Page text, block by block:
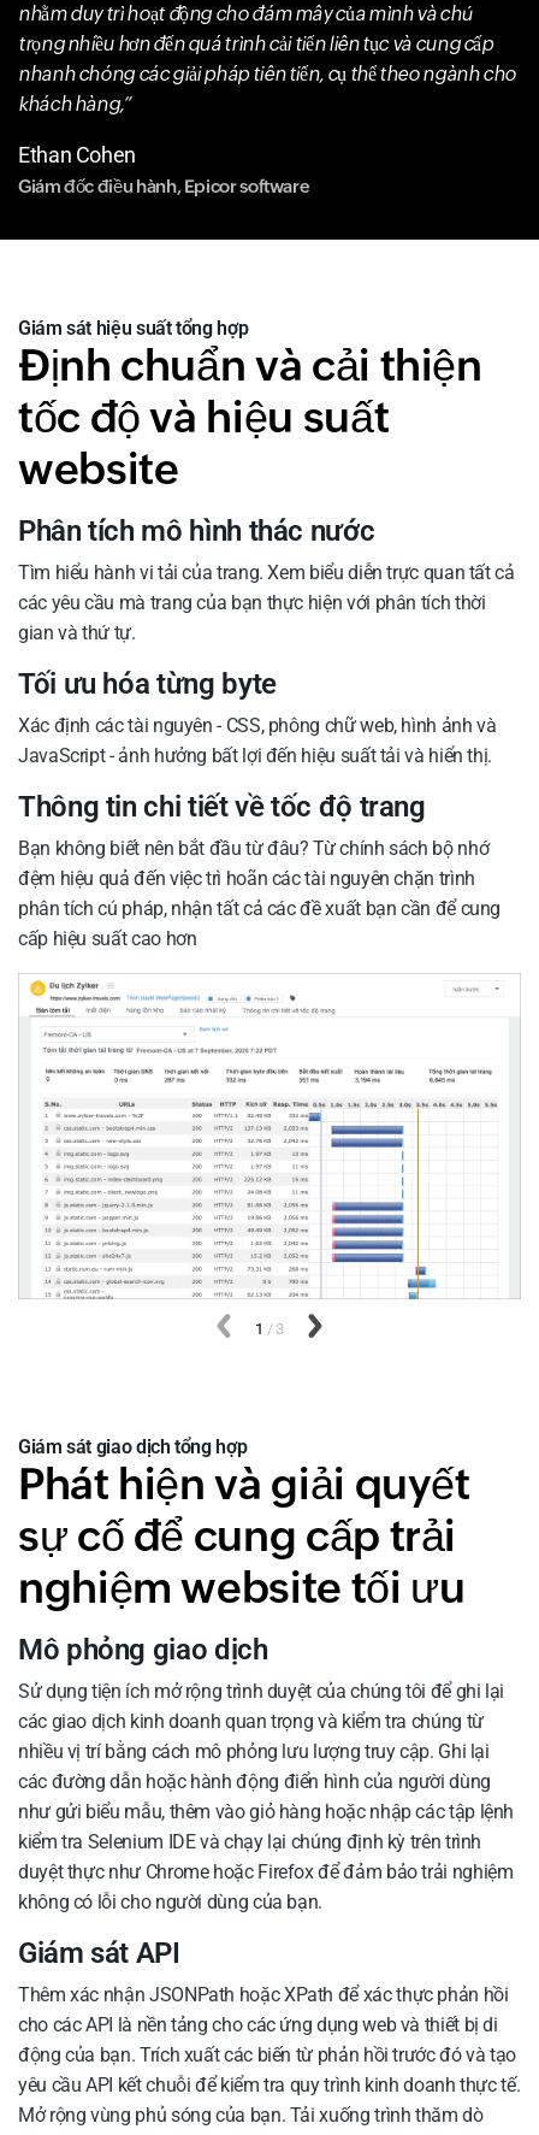
nhằm duy trì hoạt động cho đám mây của mình và chú
trọng nhiều hơn đến quá trình cải tiến liên tục và cung cấp
nhanh chóng các giải pháp tiên tiến, cụ thể theo ngành cho
khách hàng,
Ethan Cohen
Giám đốc điều hành, Epicor software
Giám sát hiệu suất tổng hợp
Định chuẩn và cải thiện
tốc độ và hiệu suất
website
Phân tích mô hình thác nước
Tìm hiểu hành vi tải của trang. Xem biểu diễn trực quan tất cả
các yêu cầu mà trang của bạn thực hiện với phân tích thời
gian và thứ tự.
Tối ưu hóa từng byte
Xác định các tài nguyên - CSS, phông chữ web, hình ảnh và
JavaScript - ảnh hưởng bất lợi đến hiệu suất tải và hiển thị.
Thông tin chi tiết về tốc độ trang
Bạn không biết nên bắt đầu từ đâu? Từ chính sách bộ nhớ
đệm hiệu quả đến việc trì hoãn các tài nguyên chặn trình
phân tích cú pháp, nhận tất cả các đề xuất bạn cần để cung
cấp hiệu suất cao hơn
Trước đós
1 / 3
Giám sát giao dịch tổng hợp
Phát hiện và giải quyết
sự cố để cung cấp trải
nghiệm website tối ưu
Mô phỏng giao dịch
Sử dụng tiện ích mở rộng trình duyệt của chúng tôi để ghi lại
các giao dịch kinh doanh quan trọng và kiểm tra chúng từ
nhiều vị trí bằng cách mô phỏng lưu lượng truy cập. Ghi lại
các đường dẫn hoặc hành động điển hình của người dùng
như gửi biểu mẫu, thêm vào giỏ hàng hoặc nhập các tập lệnh
kiểm tra Selenium IDE và chạy lại chúng định kỳ trên trình
duyệt thực như Chrome hoặc Firefox để đảm bảo trải nghiệm
không có lỗi cho người dùng của bạn.
Giám sát API
Thêm xác nhận JSONPath hoặc XPath để xác thực phản hồi
cho các API là nền tảng cho các ứng dụng web và thiết bị di
động của bạn. Trích xuất các biến từ phản hồi trước đó và tạo
yêu cầu API kết chuỗi để kiểm tra quy trình kinh doanh thực tế.
Mở rộng vùng phủ sóng của bạn. Tải xuống trình thăm dò